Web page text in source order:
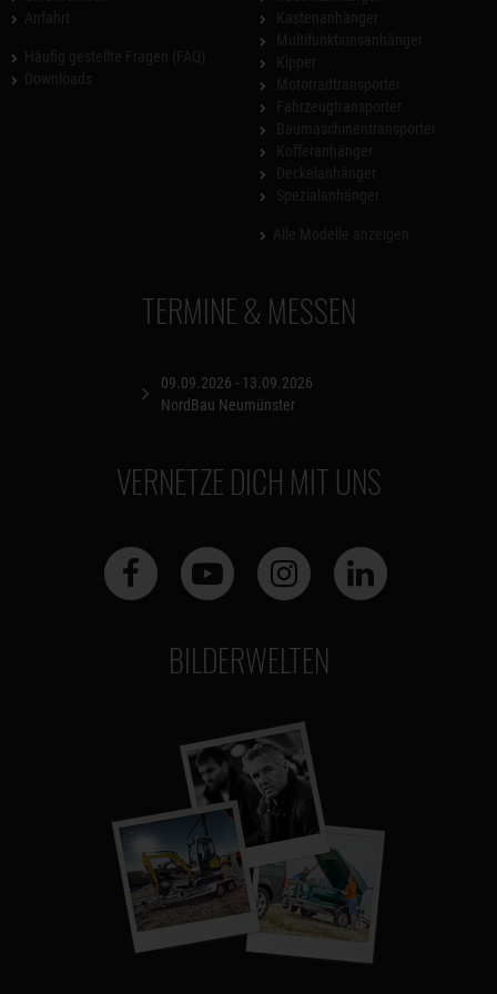
TERMINE & MESSEN
09.09.2026 - 13.09.2026
NordBau Neumünster
VERNETZE DICH MIT UNS
BILDERWELTEN